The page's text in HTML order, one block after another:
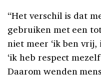
“Het verschil is dat
gebruiken met een
niet meer ‘ik ben vrij,
‘ik heb respect
Daarom wenden